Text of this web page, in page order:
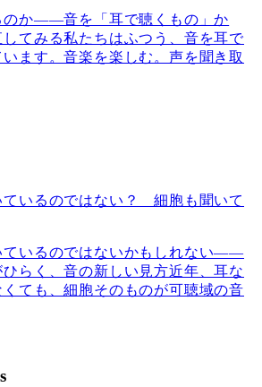
のか――音を「耳で聴くもの」か
てみる私たちはふつう、音を耳で
ます。音楽を楽しむ。声を聞き取
ているのではない？ 細胞も聞いて
ているのではないかもしれない――
らく、音の新しい見方近年、耳な
ても、細胞そのものが可聴域の音